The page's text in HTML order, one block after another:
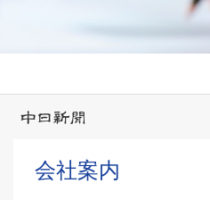
会社案内